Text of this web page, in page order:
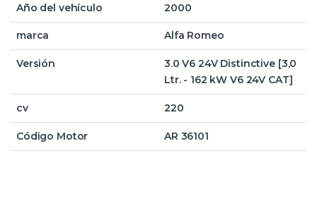
Año del vehículo 2000
marca Alfa Romeo
Versión
3.0 V6 24V Distinctive [3,0
Ltr. - 162 kW V6 24V CAT]
cv 220
Código Motor AR 36101